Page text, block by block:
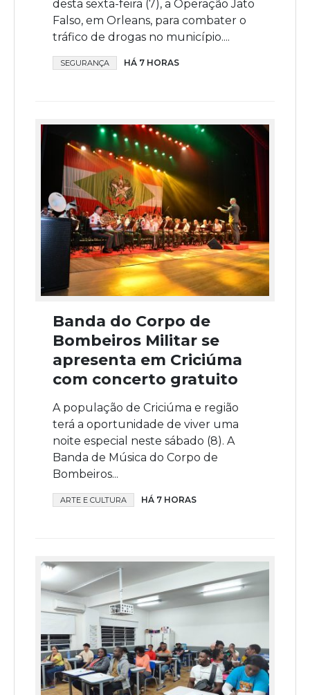
desta sexta-feira (7), a Operação Jato
Falso, em Orleans, para combater o
tráfico de drogas no município....
SEGURANÇA HÁ 7 HORAS
Banda do Corpo de
Bombeiros Militar se
apresenta em Criciúma
com concerto gratuito
A população de Criciúma e região
terá a oportunidade de viver uma
noite especial neste sábado (8). A
Banda de Música do Corpo de
Bombeiros...
ARTE E CULTURA HÁ 7 HORAS